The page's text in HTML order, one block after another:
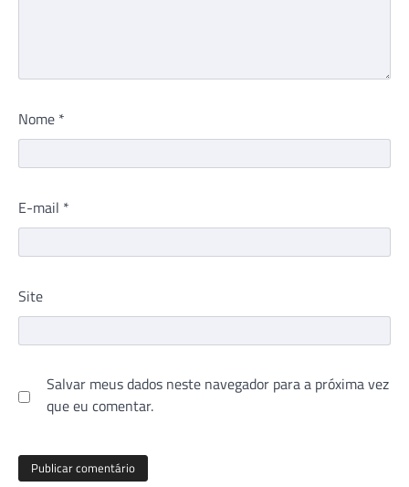
Nome *
E-mail *
Site
Salvar meus dados neste navegador para a próxima vez
que eu comentar.